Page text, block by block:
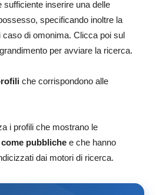
inserire una delle
specificando inoltre la
di omonima. Clicca poi sul
per avviare la ricerca.
che corrispondono alle
i profili che mostrano le
pubbliche e che hanno
dai motori di ricerca.